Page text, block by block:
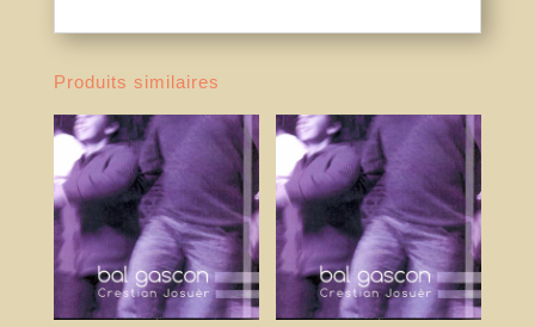
Produits similaires